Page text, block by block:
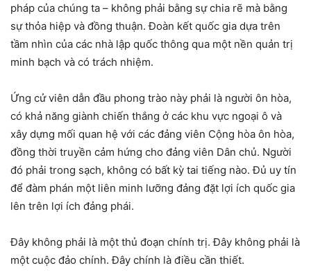
pháp của chúng ta – không phải bằng sự chia rẽ mà bằng
sự thỏa hiệp và đồng thuận. Đoàn kết quốc gia dựa trên
tầm nhìn của các nhà lập quốc thông qua một nền quản trị
minh bạch và có trách nhiệm.
Ứng cử viên dẫn đầu phong trào này phải là người ôn hòa,
có khả năng giành chiến thắng ở các khu vực ngoại ô và
xây dựng mối quan hệ với các đảng viên Cộng hòa ôn hòa,
đồng thời truyền cảm hứng cho đảng viên Dân chủ. Người
đó phải trong sạch, không có bất kỳ tai tiếng nào. Đủ uy tín
để đàm phán một liên minh lưỡng đảng đặt lợi ích quốc gia
lên trên lợi ích đảng phái.
Đây không phải là một thủ đoạn chính trị. Đây không phải là
một cuộc đảo chính. Đây chính là điều cần thiết.